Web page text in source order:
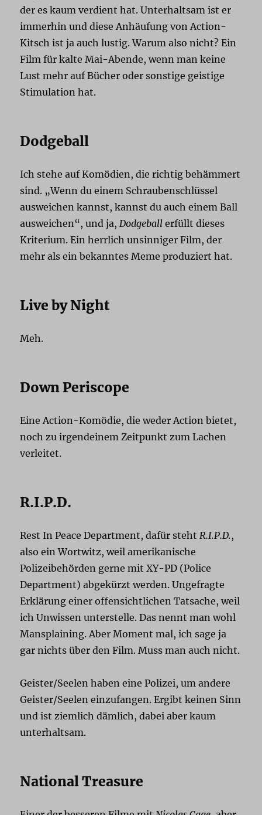
der es kaum verdient hat. Unterhaltsam ist er
immerhin und diese Anhäufung von Action-
Kitsch ist ja auch lustig. Warum also nicht? Ein
Film für kalte Mai-Abende, wenn man keine
Lust mehr auf Bücher oder sonstige geistige
Stimulation hat.
Dodgeball
Ich stehe auf Komödien, die richtig behämmert
sind. „Wenn du einem Schraubenschlüssel
ausweichen kannst, kannst du auch einem Ball
ausweichen“, und ja, Dodgeball erfüllt dieses
Kriterium. Ein herrlich unsinniger Film, der
mehr als ein bekanntes Meme produziert hat.
Live by Night
Meh.
Down Periscope
Eine Action-Komödie, die weder Action bietet,
noch zu irgendeinem Zeitpunkt zum Lachen
verleitet.
R.I.P.D.
Rest In Peace Department, dafür steht R.I.P.D.,
also ein Wortwitz, weil amerikanische
Polizeibehörden gerne mit XY-PD (Police
Department) abgekürzt werden. Ungefragte
Erklärung einer offensichtlichen Tatsache, weil
ich Unwissen unterstelle. Das nennt man wohl
Mansplaining. Aber Moment mal, ich sage ja
gar nichts über den Film. Muss man auch nicht.
Geister/Seelen haben eine Polizei, um andere
Geister/Seelen einzufangen. Ergibt keinen Sinn
und ist ziemlich dämlich, dabei aber kaum
unterhaltsam.
National Treasure